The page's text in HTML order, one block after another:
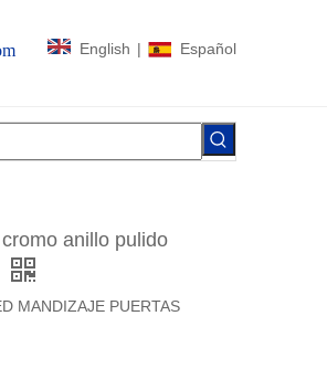
English | Español
anillo pulido
MANDIZAJE PUERTAS